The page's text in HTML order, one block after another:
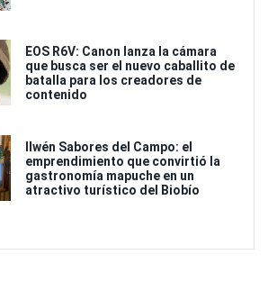
EOS R6V: Canon lanza la cámara
que busca ser el nuevo caballito de
batalla para los creadores de
contenido
Ilwén Sabores del Campo: el
emprendimiento que convirtió la
gastronomía mapuche en un
atractivo turístico del Biobío